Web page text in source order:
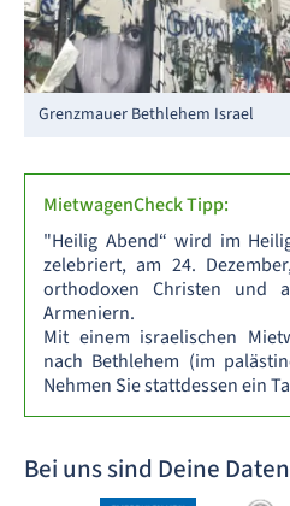
Grenzmauer Bethlehem Israel
MietwagenCheck Tipp:
"Heilig Abend“ wird im
zelebriert, am 24.
orthodoxen Christen und
Armeniern.
Mit einem israelischen
nach Bethlehem (im
Nehmen Sie stattdessen ein
Bei uns sind Deine